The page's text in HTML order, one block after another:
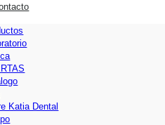
Katia Dental